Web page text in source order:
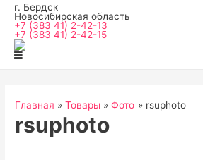
г. Бердск
Новосибирская область
+7 (383 41) 2-42-13
+7 (383 41) 2-42-15
Главная Товары Фото rsuphoto
rsuphoto